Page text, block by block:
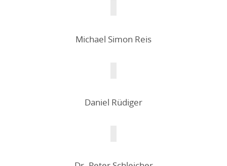
Michael Simon Reis
Daniel Rüdiger